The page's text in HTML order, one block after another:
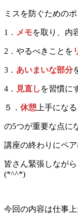
ミスを防ぐための
1． メモを取り、内
2．やるべきことを
3． あいまいな部分
4． 見直し を習慣に
５． 休憩上手になる
の5つが重要な点に
講座の終わりにペ
皆さん緊張しなが
(*^^*)
今回の内容は仕事上